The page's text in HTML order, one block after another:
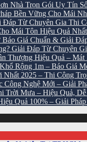
Nhà Trọn Gói Uy Tín
Bền Vững Cho Mái
Từ Chuyên Gia Thi
Mái Tôn Hiệu Quả
Giá Chuẩn & Giải
Giải Đáp Từ Chuyên
Thượng Hiệu Quả – Mát
Rộng 1m – Báo Giá
2025 – Thi Công
Công Nghệ Mới – Giải
Trời Mưa – Hiệu Quả,
Quả 100% – Giải